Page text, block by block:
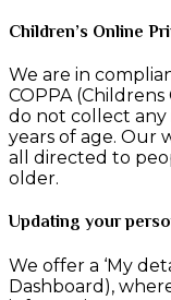
Children’s Online
We are in
COPPA
do not collect
years of age. Our
all directed to
older.
Updating your
We offer a ‘My
Dashboard),